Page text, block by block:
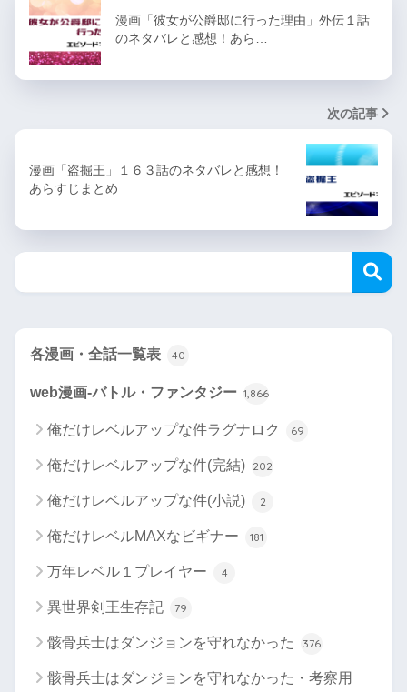
漫画「彼女が公爵邸に行った理由」外伝１話
のネタバレと感想！あら…
次の記事
漫画「盗掘王」１６３話のネタバレと感想！
あらすじまとめ
各漫画・全話一覧表 40
web漫画-バトル・ファンタジー 1,866
俺だけレベルアップな件ラグナロク 69
俺だけレベルアップな件(完結) 202
俺だけレベルアップな件(小説) 2
俺だけレベルMAXなビギナー 181
万年レベル１プレイヤー 4
異世界剣王生存記 79
骸骨兵士はダンジョンを守れなかった 376
骸骨兵士はダンジョンを守れなかった・考察用